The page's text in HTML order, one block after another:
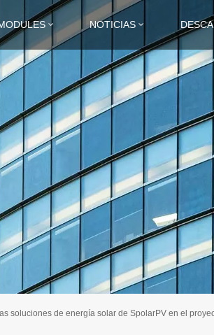
NOTICIAS
soluciones de energía solar de SpolarPV en el